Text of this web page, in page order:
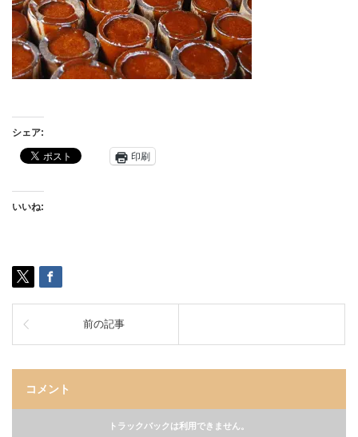
シェア:
印刷
いいね:
前の記事
コメント
トラックバックは利用できません。